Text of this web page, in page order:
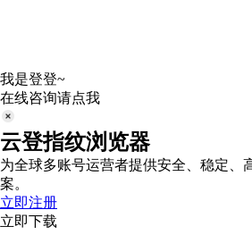
我是登登~
在线咨询请点我
云登指纹浏览器
为全球多账号运营者提供安全、稳定、
案。
立即注册
立即下载